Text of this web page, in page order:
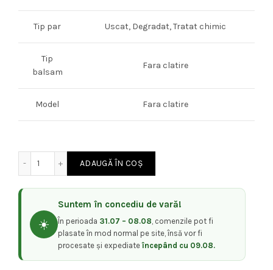
Tip par Uscat, Degradat, Tratat chimic
Tip
balsam
Fara clatire
Model Fara clatire
Cantitate Balsam Nutritiv Fara Clatire pentru Par Uscat
ADAUGĂ ÎN COȘ
☀️
Suntem în concediu de vară!
În perioada 31.07 – 08.08, comenzile pot fi
plasate în mod normal pe site, însă vor fi
procesate și expediateîncepând cu 09.08.